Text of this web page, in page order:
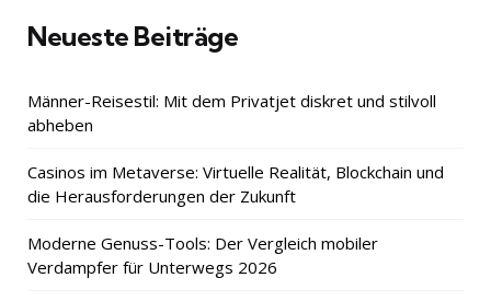
Neueste Beiträge
Männer-Reisestil: Mit dem Privatjet diskret und stilvoll
abheben
Casinos im Metaverse: Virtuelle Realität, Blockchain und
die Herausforderungen der Zukunft
Moderne Genuss-Tools: Der Vergleich mobiler
Verdampfer für Unterwegs 2026